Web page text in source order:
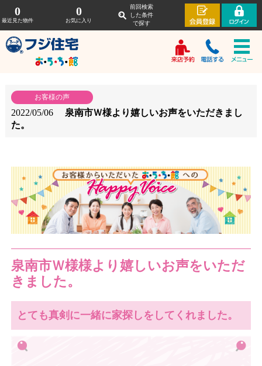
0
最近見た物件
0
お気に入り
前回検索
した条件
で探す
お客様の声
2022/05/06
泉南市Ｗ様より嬉しいお声をいただきまし
た。
泉南市Ｗ様様より嬉しいお声をいただ
きました。
とても真剣に一緒に家探しをしてくれました。